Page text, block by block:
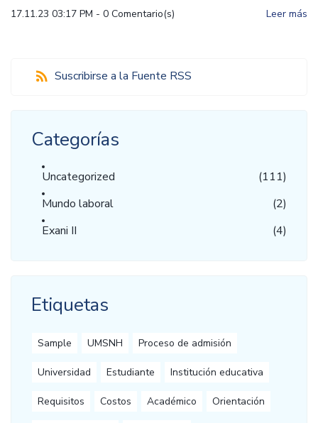
17.11.23 03:17 PM - 0 Comentario(s) Leer más
Suscribirse a la Fuente RSS
Categorías
Uncategorized
(111)
Mundo laboral
(2)
Exani II
(4)
Etiquetas
Sample UMSNH Proceso de admisión
Universidad Estudiante Institución educativa
Requisitos Costos Académico Orientación